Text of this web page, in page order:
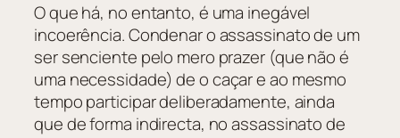
O que há, no entanto, é uma inegável
incoerência. Condenar o assassinato de um
ser senciente pelo mero prazer (que não é
uma necessidade) de o caçar e ao mesmo
tempo participar deliberadamente, ainda
que de forma indirecta, no assassinato de